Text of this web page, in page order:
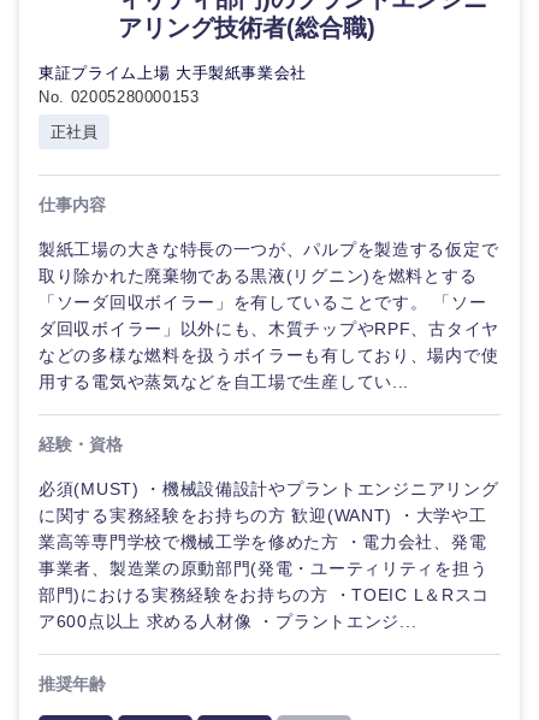
アリング技術者(総合職)
東証プライム上場 大手製紙事業会社
No. 02005280000153
正社員
仕事内容
製紙工場の大きな特長の一つが、パルプを製造する仮定で
取り除かれた廃棄物である黒液(リグニン)を燃料とする
「ソーダ回収ボイラー」を有していることです。 「ソー
ダ回収ボイラー」以外にも、木質チップやRPF、古タイヤ
などの多様な燃料を扱うボイラーも有しており、場内で使
用する電気や蒸気などを自工場で生産してい...
経験・資格
必須(MUST) ・機械設備設計やプラントエンジニアリング
に関する実務経験をお持ちの方 歓迎(WANT) ・大学や工
業高等専門学校で機械工学を修めた方 ・電力会社、発電
事業者、製造業の原動部門(発電・ユーティリティを担う
部門)における実務経験をお持ちの方 ・TOEIC L＆Rスコ
ア600点以上 求める人材像 ・プラントエンジ...
推奨年齢